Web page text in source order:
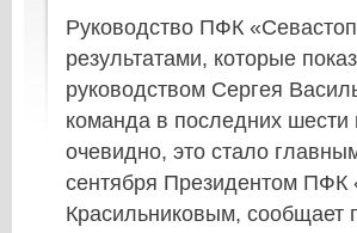
Руководство ПФК
результатами, которые
руководством Сергея
команда в последних шести
очевидно, это стало
сентября Президентом ПФК
Красильниковым, сообщает